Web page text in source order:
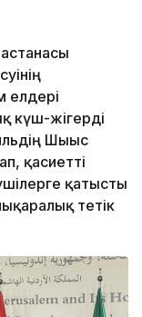
елдері
күш-жігерді
Шығыс
қасиетті
қатысты
тетік